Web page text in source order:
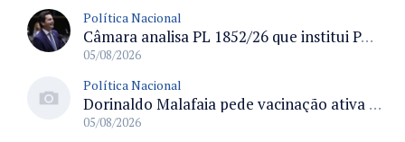
Política Nacional
Câmara analisa PL 1852/26 que institui Política Nacional de Gestão de Desempenho e Eficiência para servidores públicos
05/08/2026
Política Nacional
Dorinaldo Malafaia pede vacinação ativa ao Ministério da Saúde para reverter queda na cobertura vacinal no Brasil
05/08/2026